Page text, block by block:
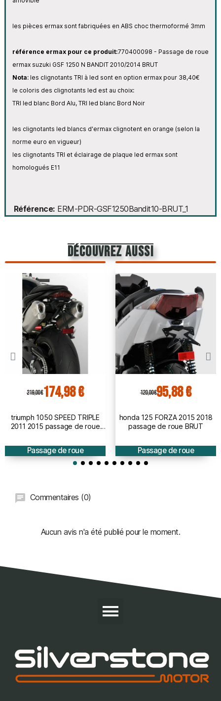
les pièces ermax sont fabriquées en ABS choc thermoformé 3mm
référence ermax pour ce produit:770400098 - Passage de roue
ermax suzuki GSF 1250 N BANDIT 2010/2014 BRUT
Nota: les clignotants TRI à led sont en option ermax pour 38,40€
le coloris des clignotants led est au choix:
TRI led blanc Bord Alu, TRI led blanc Bord Noir
les clignotants led blancs d'ermax clignotent en orange (selon la
norme euro en vigueur)
les clignotants TRI et éclairage de plaque led ermax sont
homologués E11
Référence ERM-PDR-GSF1250Bandit10-BRUT_1
découvrez aussi
219,00 €174,98 €
triumph 1050 SPEED TRIPLE
2011 2015 passage de roue
Passage de roue
120,00 €95,88 €
honda 125 FORZA 2015 2018
passage de roue BRUT
Passage de roue
Commentaires (0)
Aucun avis n'a été publié pour le moment.